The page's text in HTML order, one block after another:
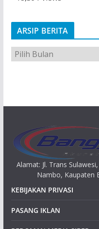
ARSIP BERITA
A
r
Alamat: Jl. Trans
Nambo, Kaupaten
KEBIJAKAN PRIVASI
PASANG IKLAN